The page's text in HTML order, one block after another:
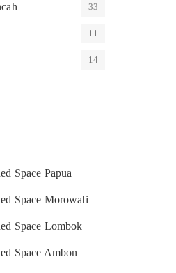
33
11
14
Space Papua
Space Morowali
Space Lombok
Space Ambon